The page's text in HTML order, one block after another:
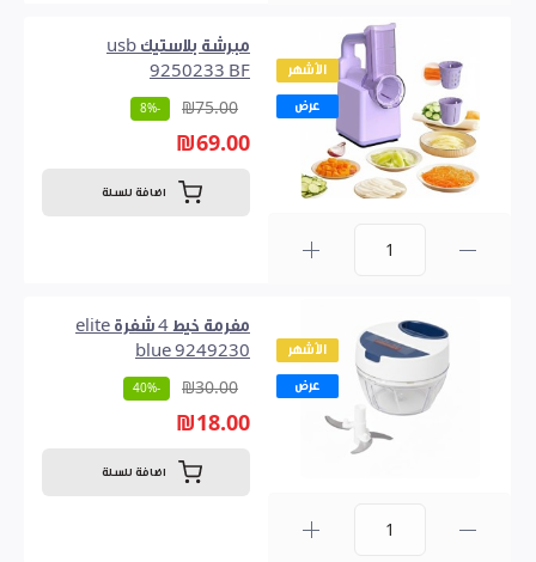
الأشهر
عرض
مبرشة بلاستيك usb
9250233 BF
₪75.00
-8%
₪69.00
اضافة للسلة
الأشهر
عرض
مفرمة خيط 4 شفرة elite
blue 9249230
₪30.00
-40%
₪18.00
اضافة للسلة